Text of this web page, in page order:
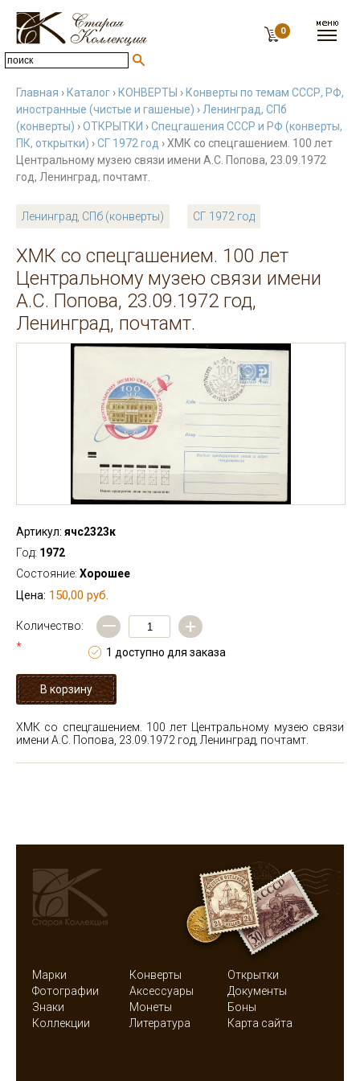
0
Главная › Каталог › КОНВЕРТЫ › Конверты по темам СССР, РФ,
иностранные (чистые и гашеные) › Ленинград, СПб
(конверты) ›ОТКРЫТКИ ›Спецгашения СССР и РФ (конверты,
ПК, открытки) ›СГ 1972 год › ХМК со спецгашением. 100 лет
Центральному музею связи имени А.С. Попова, 23.09.1972
год, Ленинград, почтамт.
Ленинград, СПб (конверты) СГ 1972 год
ХМК со спецгашением. 100 лет
Центральному музею связи имени
А.С. Попова, 23.09.1972 год,
Ленинград, почтамт.
Артикул: ячс2323к
Год: 1972
Состояние: Хорошее
Цена: 150,00 руб.
Количество:
*
— +
1 доступно для заказа
ХМК со спецгашением. 100 лет Центральному музею связи
имени А.С. Попова, 23.09.1972 год, Ленинград, почтамт.
Марки Конверты
Открытки
Фотографии
Аксессуары
Документы
Знаки
Монеты
Боны
Коллекции
Литература Карта сайта